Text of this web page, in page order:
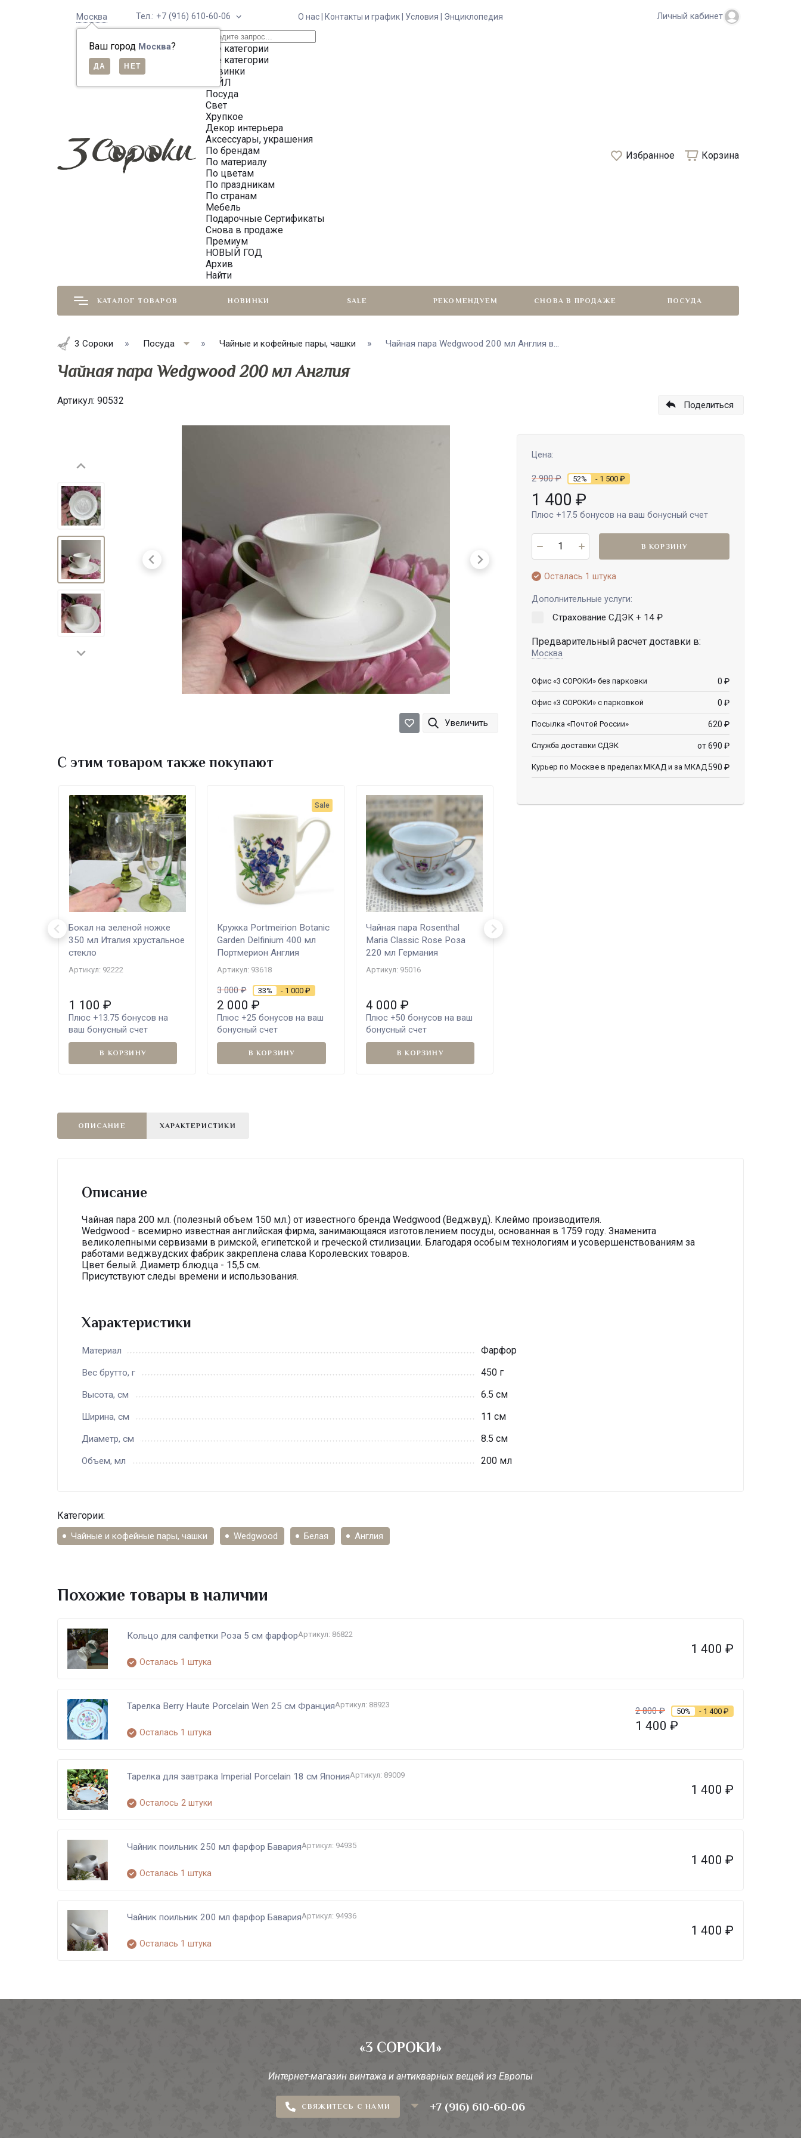
Москва
Ваш город Москва?
Тел.: +7 (916) 610-60-06 О нас | Контакты и график | Условия | Энциклопедия Личный кабинет
Все категории
Все категории
Новинки
СЕЙЛ
Посуда
Свет
Хрупкое
Декор интерьера
Аксессуары, украшения
По брендам
По материалу
По цветам
По праздникам
По странам
Мебель
Подарочные Сертификаты
Снова в продаже
Премиум
НОВЫЙ ГОД
Архив
Найти
Избранное Корзина
КАТАЛОГ ТОВАРОВ НОВИНКИ SALE РЕКОМЕНДУЕМ СНОВА В ПРОДАЖЕ ПОСУДА
3 Сороки Посуда Чайные и кофейные пары, чашки Чайная пара Wedgwood 200 мл Англия в...
Чайная пара Wedgwood 200 мл Англия
Артикул: 90532
Увеличить
С этим товаром также покупают
Бокал на зеленой ножке
350 мл Италия хрустальное
стекло
Артикул: 92222
1 100 ₽
Плюс +13.75 бонусов на
ваш бонусный счет
В КОРЗИНУ
Sale
Кружка Portmeirion Botanic
Garden Delfinium 400 мл
Портмерион Англия
Артикул: 93618
3 000₽ 33% - 1 000₽
2 000₽
Плюс +25 бонусов на ваш
бонусный счет
В КОРЗИНУ
Чайная пара Rosenthal
Maria Classic Rose Роза
220 мл Германия
Артикул: 95016
4 000 ₽
Плюс +50 бонусов на ваш
бонусный счет
В КОРЗИНУ
Поделиться
Цена:
2 900₽ 52% - 1 500 ₽
1 400 ₽
Плюс +17.5 бонусов на ваш бонусный счет
В КОРЗИНУ
Осталась 1 штука
Дополнительные услуги:
Страхование СДЭК + 14 ₽
Предварительный расчет доставки в:
Москва
Офис «3 СОРОКИ» без парковки 0 ₽
Офис «3 СОРОКИ» с парковкой 0 ₽
Посылка «Почтой России» 620 ₽
Служба доставки СДЭК от 690 ₽
Курьер по Москве в пределах МКАД и за МКАД 590 ₽
ОПИСАНИЕ ХАРАКТЕРИСТИКИ
Описание
Чайная пара 200 мл. (полезный объем 150 мл.) от известного бренда Wedgwood (Веджвуд). Клеймо производителя.
Wedgwood - всемирно известная английская фирма, занимающаяся изготовлением посуды, основанная в 1759 году. Знаменита
великолепными сервизами в римской, египетской и греческой стилизации. Благодаря особым технологиям и усовершенствованиям за
работами веджвудских фабрик закреплена слава Королевских товаров.⠀
Цвет белый. Диаметр блюдца - 15,5 см.
Присутствуют следы времени и использования.
Характеристики
Материал Фарфор
Вес брутто, г 450 г
Высота, см 6.5 см
Ширина, см 11 см
Диаметр, см 8.5 см
Объем, мл 200 мл
Категории:
Чайные и кофейные пары, чашки Wedgwood Белая Англия
Похожие товары в наличии
Кольцо для салфетки Роза 5 см фарфорАртикул: 86822
Осталась 1 штука
1 400 ₽
Тарелка Berry Haute Porcelain Wen 25 см ФранцияАртикул: 88923
Осталась 1 штука
2 800₽ 50% - 1 400 ₽
1 400 ₽
Тарелка для завтрака Imperial Porcelain 18 см ЯпонияАртикул: 89009
Осталось 2 штуки
1 400 ₽
Чайник поильник 250 мл фарфор БаварияАртикул: 94935
Осталась 1 штука
1 400 ₽
Чайник поильник 200 мл фарфор БаварияАртикул: 94936
Осталась 1 штука
1 400 ₽
«3 СОРОКИ»
Интернет-магазин винтажа и антикварных вещей из Европы
СВЯЖИТЕСЬ С НАМИ +7 (916) 610-60-06